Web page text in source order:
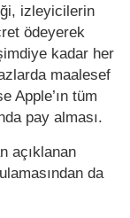
izleyicilerin
ödeyerek
kadar her
maalesef
Apple’ın tüm
pay alması.
açıklanan
da